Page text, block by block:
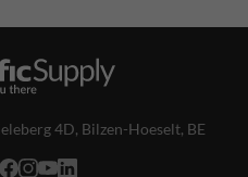
4D, Bilzen-Hoeselt, BE